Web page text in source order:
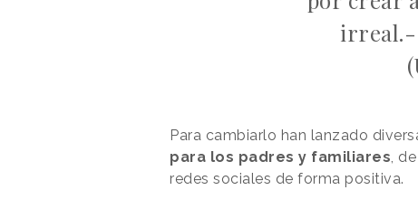
irreal.-
Para cambiarlo han lanzado
para los padres y familiares,
redes sociales de forma positiva.